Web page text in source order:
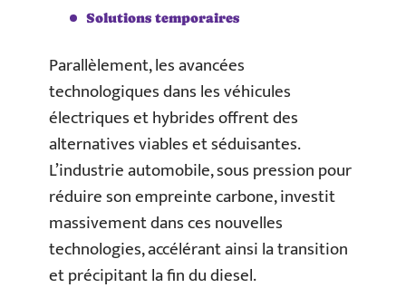
Solutions temporaires
Parallèlement, les avancées
technologiques dans les véhicules
électriques et hybrides offrent des
alternatives viables et séduisantes.
L’industrie automobile, sous pression pour
réduire son empreinte carbone, investit
massivement dans ces nouvelles
technologies, accélérant ainsi la transition
et précipitant la fin du diesel.